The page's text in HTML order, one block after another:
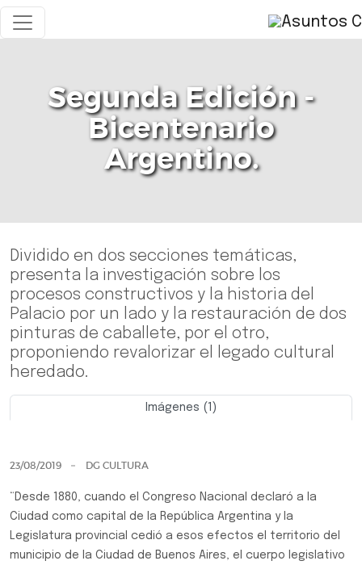
Segunda Edición -
Bicentenario
Argentino.
Dividido en dos secciones temáticas,
presenta la investigación sobre los
procesos constructivos y la historia del
Palacio por un lado y la restauración de dos
pinturas de caballete, por el otro,
proponiendo revalorizar el legado cultural
heredado.
Imágenes (1)
23/08/2019 DG CULTURA
“Desde 1880, cuando el Congreso Nacional declaró a la
Ciudad como capital de la República Argentina y la
Legislatura provincial cedió a esos efectos el territorio del
municipio de la Ciudad de Buenos Aires, el cuerpo legislativo